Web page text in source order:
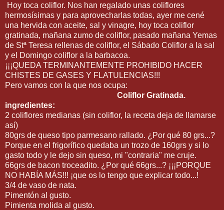
Hoy toca coliflor. Nos han regalado unas coliflores
hermosísimas y para aprovecharlas todas, ayer me cené
una hervida con aceite, sal y vinagre, hoy toca coliflor
gratinada, mañana zumo de coliflor, pasado mañana Yemas
de Stª Teresa rellenas de coliflor, el Sábado Coliflor a la sal
y el Domingo coliflor a la barbacoa.
¡¡¡QUEDA TERMINANTEMENTE PROHIBIDO HACER
CHISTES DE GASES Y FLATULENCIAS!!!
Pero vamos con la que nos ocupa:
Coliflor Gratinada.
ingredientes:
2 coliflores medianas (sin coliflor, la receta deja de llamarse
así)
80grs de queso tipo parmesano rallado. ¿Por qué 80 grs...?
Porque en el frigorífico quedaba un trozo de 160grs y si lo
gasto todo y le dejo sin queso, mi "contraria" me cruje.
66grs de bacon troceadito. ¿Por qué 66grs...? ¡¡¡PORQUE
NO HABÍA MÁS!!! ¡que os lo tengo que explicar todo...!
3/4 de vaso de nata.
Pimentón al gusto.
Pimienta molida al gusto.